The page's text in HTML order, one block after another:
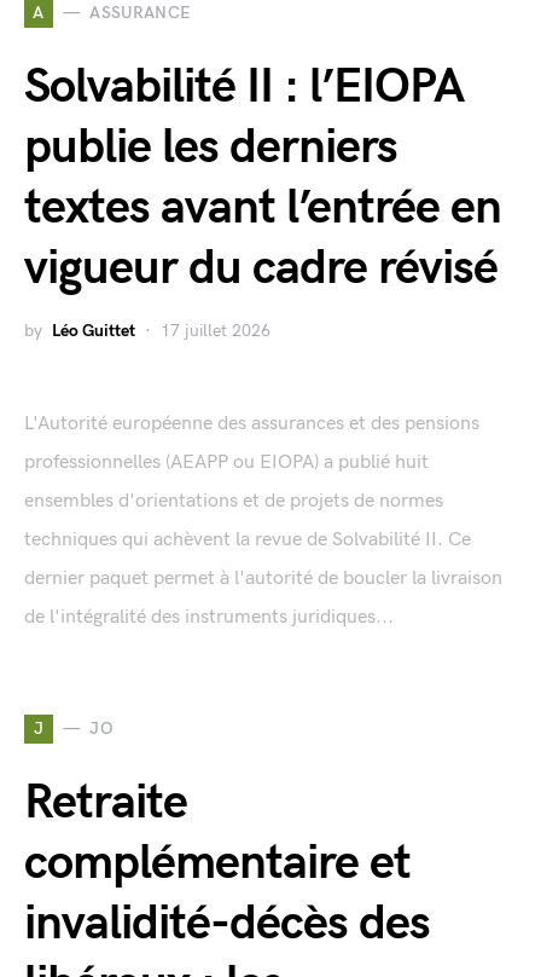
A ASSURANCE
Solvabilité II : l’EIOPA
publie les derniers
textes avant l’entrée en
vigueur du cadre révisé
by Léo Guittet 17 juillet 2026
L'Autorité européenne des assurances et des pensions
professionnelles (AEAPP ou EIOPA) a publié huit
ensembles d'orientations et de projets de normes
techniques qui achèvent la revue de Solvabilité II. Ce
dernier paquet permet à l'autorité de boucler la livraison
de l'intégralité des instruments juridiques...
J JO
Retraite
complémentaire et
invalidité-décès des